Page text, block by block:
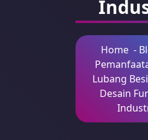
Home -
Lubang
Desain